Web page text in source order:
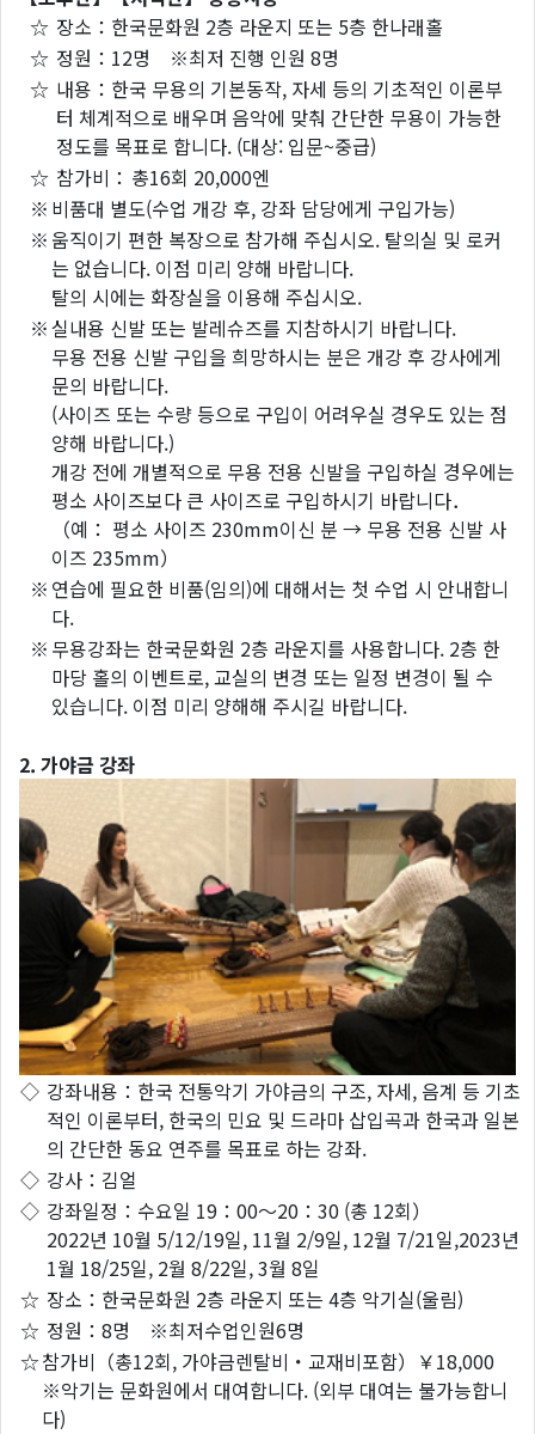
☆ 장소：한국문화원 2층 라운지 또는 5층 한나래홀
☆ 정원：12명 ※최저 진행 인원 8명
☆ 내용：한국 무용의 기본동작, 자세 등의 기초적인 이론부
터 체계적으로 배우며 음악에 맞춰 간단한 무용이 가능한
정도를 목표로 합니다. (대상: 입문~중급)
☆ 참가비： 총16회 20,000엔
※ 비품대 별도(수업 개강 후, 강좌 담당에게 구입가능)
※ 움직이기 편한 복장으로 참가해 주십시오. 탈의실 및 로커
는 없습니다. 이점 미리 양해 바랍니다.
탈의 시에는 화장실을 이용해 주십시오.
※실내용 신발 또는 발레슈즈를 지참하시기 바랍니다.
무용 전용 신발 구입을 희망하시는 분은 개강 후 강사에게
문의 바랍니다.
(사이즈 또는 수량 등으로 구입이 어려우실 경우도 있는 점
양해 바랍니다.)
개강 전에 개별적으로 무용 전용 신발을 구입하실 경우에는
평소 사이즈보다 큰 사이즈로 구입하시기 바랍니다．
（예： 평소 사이즈 230mm이신 분 → 무용 전용 신발 사
이즈 235mm）
※ 연습에 필요한 비품(임의)에 대해서는 첫 수업 시 안내합니
다.
※ 무용강좌는 한국문화원 2층 라운지를 사용합니다. 2층 한
마당 홀의 이벤트로, 교실의 변경 또는 일정 변경이 될 수
있습니다. 이점 미리 양해해 주시길 바랍니다.
2. 가야금 강좌
◇ 강좌내용：한국 전통악기 가야금의 구조, 자세, 음계 등 기초
적인 이론부터, 한국의 민요 및 드라마 삽입곡과 한국과 일본
의 간단한 동요 연주를 목표로 하는 강좌.
◇ 강사：김얼
◇ 강좌일정：수요일 19：00～20：30 (총 12회）
2022년 10월 5/12/19일, 11월 2/9일, 12월 7/21일,2023년
1월 18/25일, 2월 8/22일, 3월 8일
☆ 장소：한국문화원 2층 라운지 또는 4층 악기실(울림)
☆ 정원：8명 ※최저수업인원6명
☆참가비（총12회, 가야금렌탈비・교재비포함）￥18,000
※악기는 문화원에서 대여합니다. (외부 대여는 불가능합니
다)